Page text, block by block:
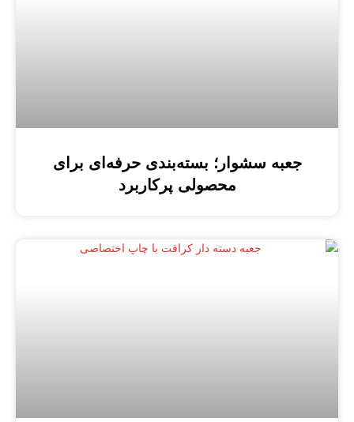
جعبه سشوار؛ بسته‌بندی حرفه‌ای برای
محصولی پرکاربرد